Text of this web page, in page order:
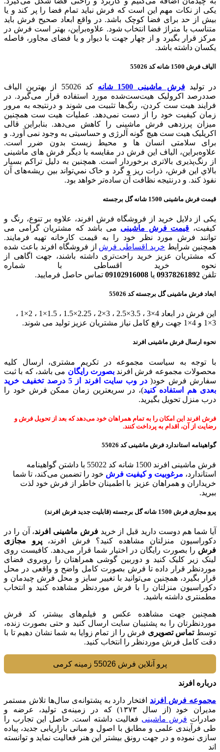
یکی از نکات مهم این است که فرش نباید تمام فضا را پر کند و یا
بیش از حد برای فضا کوچک باشد. در واقع ابعاد صحیح فرش باید
متناسب با متراژ فضا انتخاب شود. علاوه‌براین، بهتر است فرش در
مرکز قرار بگیرد و از چهار جهت با دیوار و یا فضای مجاور، فاصله
یکسان داشته باشد.
الیاف فرش 1500 شانه کد 55026
در تولیدفرش ماشینی 15 00 شانه
کد 55026 از بهترین الیاف
صددرصد اکرولیک هیت‌ست‌شده مورد استفاده قرار می‌گیرد. در
فرایند هیت ست کردن، رنگ‌ها تثبیت می شوند و درنتیجه به مرور
زمان کیفیت خود را از دست نمی‌دهد. عملیات هیت ست همچنین
میزان پرزدهی فرش ماشینی را کاهش می‌دهد. بنابراین قالی
اکریلیک هیت ست هیچ گونه آلرژی و حساسیتی به وجود نمی آورد. و
برای سلامتی انسان ها و محیط زیست بدون ضرر است.
علاوه‌بر‌این، الیاف این فرش در مقایسه با دیگر فرش های ماشینی
از رنگ‌پذیری بالاتری برخوردار است. همچنين به دليل تراكم بسيار
بالاي اين فرش، ذرات ریز و گرد و خاک نمي‌تواند بین ریشه‌های آن
نفوذ کند. و درنتیجه نظافت آن ساده‌تر خواهد بود.
قیمت فرش ماشینی 1500 شانه گل برجسته
یکی از دلایل خرید از فروشگاه فرش افرند، علاوه بر تنوع، رنگ و
کیفیت، قیمت فرش ماشینی می باشد که مشتریان گرامی می
توانند فرش مورد نظر خود را به قیمت کارخانه تهیه فرمایند.
همچنین شرایط خرید اقساطی فرش از فروشگاه افرند باعث شده
که مشتریان عزیز خرید راحت‌تری داشته باشند، جهت اگاهی از
نحوه خرید اقساطی با شماره
تلفن 09378261892 یا 09102916008 تماس حاصل فرمایید.
ابعاد فرش ماشینی گل برجسته کد 55026
این فرش در ابعاد 4×3 ، 3.5×2.5 ، 3×2 ، 2.25×1.5 ، 1.5×1 ، 2×1 ،
3×1 و 4×1 جهت رفع کامل نیاز مشتریان عزیز تولید می شوند.
نحوه ارسال فرش ماشینی افرند
با توجه به سیاست مجموعه در تکریم مشتری، ارسال کلیه
محصولات مجموعه فرش افرندبصورت رایگان می باشد، که با ثبت
سفارش فرش خود(در وب سایت افرند
از 5 درصد تخفیف خرید
بعدی هم استفاده کنید)، در سریعترین زمان ممکن فرش خود را
درب منزل تحویل بگیرید.
فرش افرند این امکان را به تمام همراهان خود می‌دهد که بعد از تحویل فرش و
رضایت از آن، اقدام به پرداخت کنند.
گواهینامه استاندارد فرش ماشینیکد 55026
فرش ماشینی افرند 1500 شانه کد 55022 با داشتن گواهینامه
استاندارد، مرغوبیت و کیفیت فرش خود را تضمبن می‌کند، تا شما
خریداران و همراهان عزیز با اطمینان خاطر از فرش خود لذت
ببرید.
پرو مجازی فرش 1500 شانه گل برجسته (قابلیت جدید فرش افرند)
آیا شما هم دوست دارید قبل از خریدفرش ماشینی افرند، آن را در
دکوراسیون منزلتان مشاهده کنید؟ فرش افرند،پرو مجازی
فرش را بصورت رایگان در اختیار شما قرار می‌دهد. کافیست روی
لینک زیر کلیک کنید و دوربین گوشی همراهتان را روبروی فضای
موردنظر قرار داده تا فرش بصورت کامل واضح و واقعی در محل
قرار بگیرد، همچنین می‌توانید با تغییر سایز و محل فرش چیدمان و
دکوراسیون منزلتان را با فرش موردنظر مشاهده کنید و انتخاب
مطمنتری داشته باشید.
همچنین جهت مشاهده عکس و فیلم‌های بیشتر، کد فرش
موردنظرتان را به پشتیبان سایت ارسال کنید و حتی بصورت زنده،
توسطتماس تصویری فرش را از تمام زوایا به شما نشان دهیم تا با
دقت کامل فرش موردنظر را انتخاب کنید.
پرو آنلاین فرش 55026 زمینه کرمی
درباره افرند
مجموعه فرش افرند افتخار دارد به پشتوانه‌ی سال‌ها تلاش مستمر
مدیران خود (از سال ۱۳۷۳) که در زمینه‌ی تولید، عرضه و
صادرات فرش ماشینی فعالیت داشته است. حاصل این تجارب را
طی فرآیندی علمی و مطابق با اصول و مبانی بازاریابی جدید، پیاده
سازی نموده و در جهت رونق بیشتر این هنر فعالیت نماید و توانسته
اند